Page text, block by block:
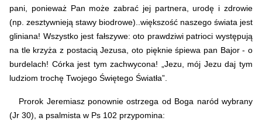
pani, ponieważ Pan może zabrać jej partnera, urodę i zdrowie
(np. zesztywnieją stawy biodrowe)..większość naszego świata jest
gliniana! Wszystko jest fałszywe: oto prawdziwi patrioci występują
na tle krzyża z postacią Jezusa, oto pięknie śpiewa pan Bajor - o
burdelach! Córka jest tym zachwycona! „Jezu, mój Jezu daj tym
ludziom trochę Twojego Świętego Światła”.
Prorok Jeremiasz ponownie ostrzega od Boga naród wybrany
(Jr 30), a psalmista w Ps 102 przypomina: